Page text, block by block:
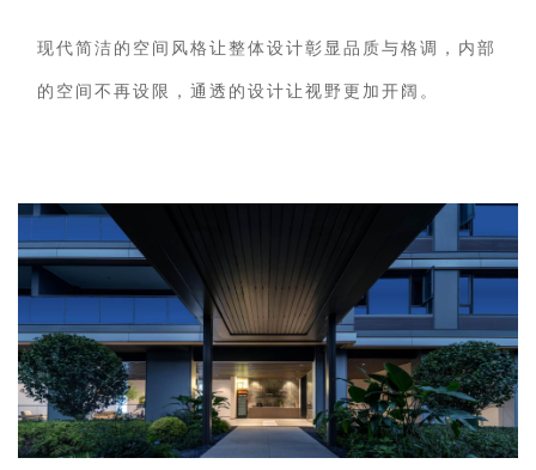
现代简洁的空间风格让整体设计彰显品质与格调，内部
的空间不再设限，通透的设计让视野更加开阔。